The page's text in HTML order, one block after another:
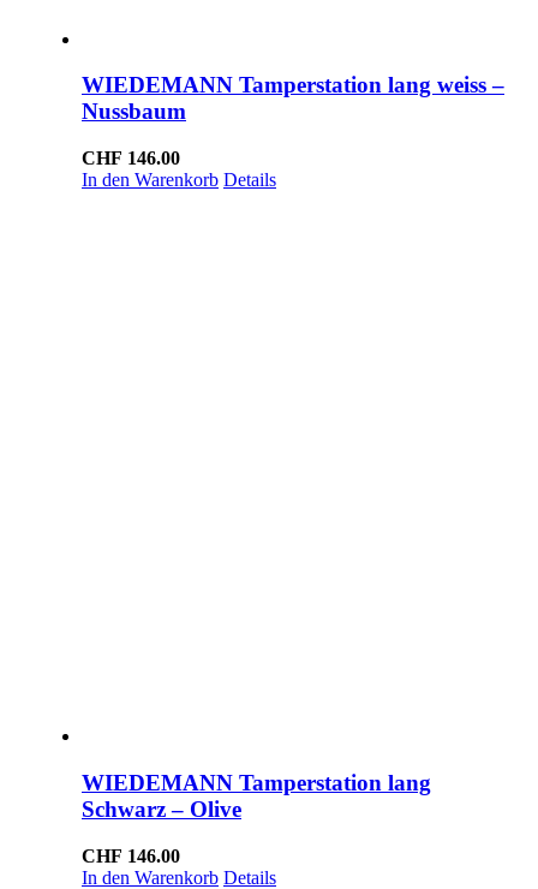
WIEDEMANN Tamperstation lang weiss –
Nussbaum
CHF 146.00
In den Warenkorb Details
WIEDEMANN Tamperstation lang
Schwarz – Olive
CHF 146.00
In den Warenkorb Details